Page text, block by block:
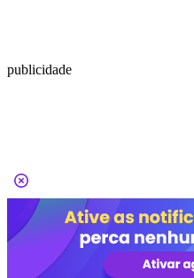
publicidade